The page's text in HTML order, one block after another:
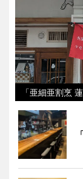
「亜細亜割烹